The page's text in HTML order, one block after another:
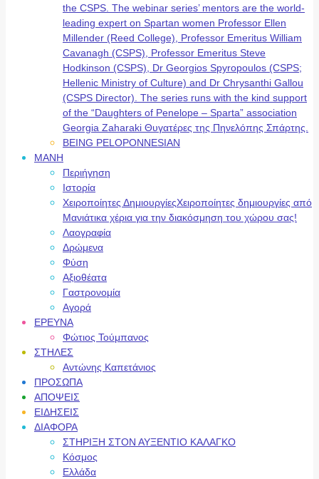
the CSPS. The webinar series’ mentors are the world-
leading expert on Spartan women Professor Ellen
Millender (Reed College), Professor Emeritus William
Cavanagh (CSPS), Professor Emeritus Steve
Hodkinson (CSPS), Dr Georgios Spyropoulos (CSPS;
Hellenic Ministry of Culture) and Dr Chrysanthi Gallou
(CSPS Director). The series runs with the kind support
of the “Daughters of Penelope – Sparta” association
Georgia Zaharaki Θυγατέρες της Πηνελόπης Σπάρτης.
BEING PELOPONNESIAN
ΜΑΝΗ
Περιήγηση
Ιστορία
Χειροποίητες ΔημιουργίεςΧειροποίητες δημιουργίες από
Μανιάτικα χέρια για την διακόσμηση του χώρου σας!
Λαογραφία
Δρώμενα
Φύση
Αξιοθέατα
Γαστρονομία
Αγορά
ΕΡΕΥΝΑ
Φώτιος Τούμπανος
ΣΤΗΛΕΣ
Αντώνης Καπετάνιος
ΠΡΟΣΩΠΑ
ΑΠΟΨΕΙΣ
ΕΙΔΗΣΕΙΣ
ΔΙΑΦΟΡΑ
ΣΤΗΡΙΞΗ ΣΤΟΝ ΑΥΞΕΝΤΙΟ ΚΑΛΑΓΚΟ
Κόσμος
Ελλάδα